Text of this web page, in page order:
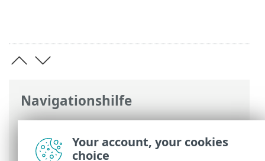
Navigationshilfe
ESET Online-Hilfe>ESET PROTECT On-
Prem>Installieren> Offline-Installation
von ESET PROTECT On-Prem
Your account, your cookies
choice